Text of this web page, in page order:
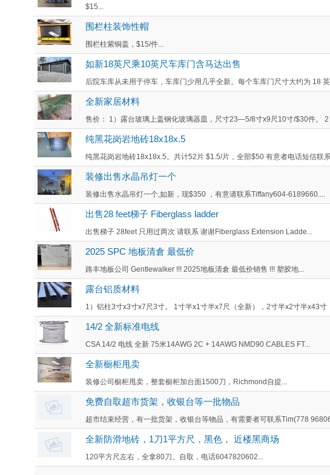
$15...
围栏柱装饰性帽
围栏柱紫铜盖，$15/件...
如新18英尺乘10英尺车库门含马达出售
后院车库从未用于停车，车库门少用几乎全新。每个车库门尺寸大约为 18 英
全新家居材料
售价： 1）露台玻璃上盖钢化玻璃器皿，尺寸23—5/8寸x9尺10寸/$30件。 2
纯黑花岗岩地砖18x18x.5
纯黑花岗岩地砖18x18x.5。共计52片 $1.5/片，全部$50 有意者电话短信联系
装修出售水晶吊灯一个
装修出售水晶吊灯一个,如新，现$350 ，有意请联系Tiffany604-6189660....
出售28 feet梯子 Fiberglass ladder
出售梯子 28feet 只用过两次 请联系 谢谢Fiberglass Extension Ladde...
2025 SPC 地板清倉 最低价
路丰地板公司 Gentlewalker !!! 2025地板清倉 最低价销售 !!! 塑胶地...
露台铝质材料
1）铝柱3寸x3寸x7尺3寸。 1寸半x1寸半x7尺（全新），2寸半x2寸半x43寸
14/2 全新标准电线
CSA 14/2 电线 全新 75米14AWG 2C + 14AWG NMD90 CABLES FT...
全新橱柜甩卖
装修公司橱柜甩卖，整套橱柜加台面1500刀，Richmond自提...
免费自取超市货架，收银台等一批物品
超市结束经营，有一批货架，收银台等物品，有需要者可联系Tim(778
全新防滑地砖，1刀1平方尺，黑色， 近楼黑商场
120平方尺左右，全拿80刀。自取，电话6047820602...